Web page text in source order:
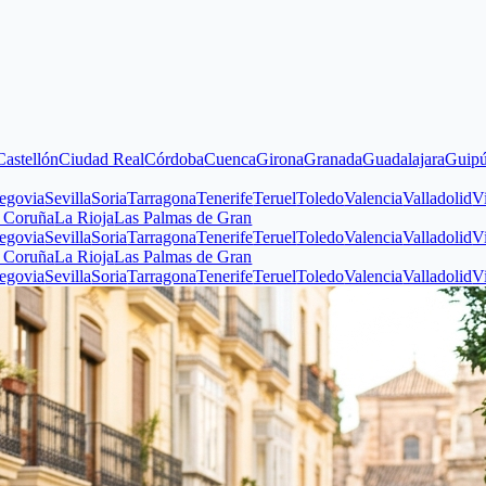
Ciudad RealCórdobaCuencaGironaGranadaGuadalajaraGuipúzcoa
SoriaTarragonaTenerifeTeruelToledoValenciaValladolidVizcaya
RiojaLas Palmas de Gran
SoriaTarragonaTenerifeTeruelToledoValenciaValladolidVizcaya
RiojaLas Palmas de Gran
SoriaTarragonaTenerifeTeruelToledoValenciaValladolidVizcaya